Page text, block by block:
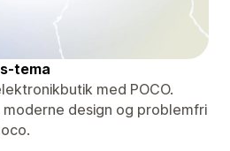
tema
med POCO.
moderne design og problemfri